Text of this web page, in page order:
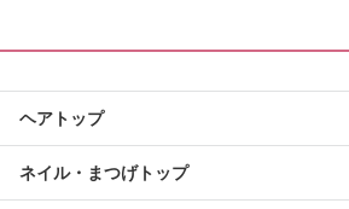
ヘアトップ
ネイル・まつげトップ